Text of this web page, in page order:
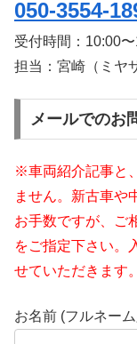
050-3554-
受付時間： 10:00
担当：宮崎（ミヤ
メールでのお
※車両紹介記事と
ません。新古車や
お手数ですが、ご
をご指定下さい。
せていただきます。
お名前 (フルネー